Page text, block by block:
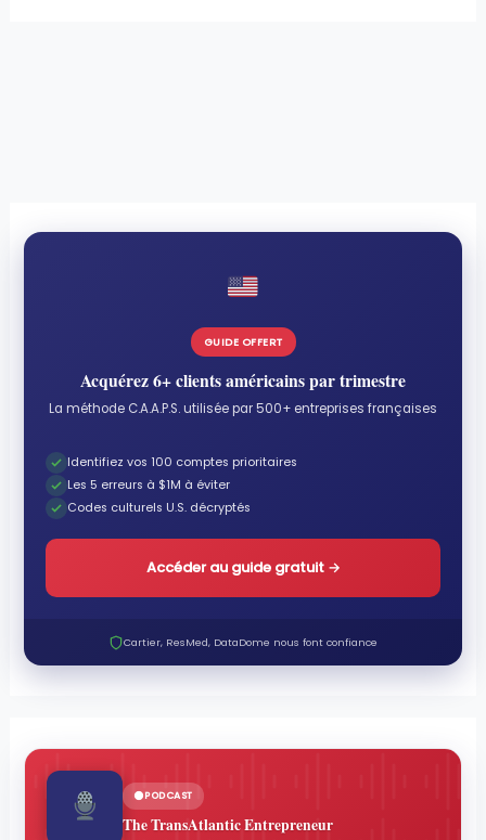
GUIDE OFFERT
Acquérez 6+ clients américains par trimestre
La méthode C.A.A.P.S. utilisée par 500+ entreprises françaises
Identifiez vos 100 comptes prioritaires
Les 5 erreurs à $1M à éviter
Codes culturels U.S. décryptés
Accéder au guide gratuit →
Cartier, ResMed, DataDome nous font confiance
PODCAST
The TransAtlantic Entrepreneur